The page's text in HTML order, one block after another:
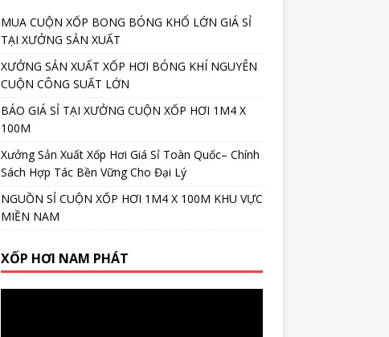
MUA CUỘN XỐP BONG BÓNG KHỔ LỚN GIÁ SỈ
TẠI XƯỞNG SẢN XUẤT
XƯỞNG SẢN XUẤT XỐP HƠI BÓNG KHÍ NGUYÊN
CUỘN CÔNG SUẤT LỚN
BÁO GIÁ SỈ TẠI XƯỞNG CUỘN XỐP HƠI 1M4 X
100M
Xưởng Sản Xuất Xốp Hơi Giá Sỉ Toàn Quốc– Chính
Sách Hợp Tác Bền Vững Cho Đại Lý
NGUỒN SỈ CUỘN XỐP HƠI 1M4 X 100M KHU VỰC
MIỀN NAM
XỐP HƠI NAM PHÁT